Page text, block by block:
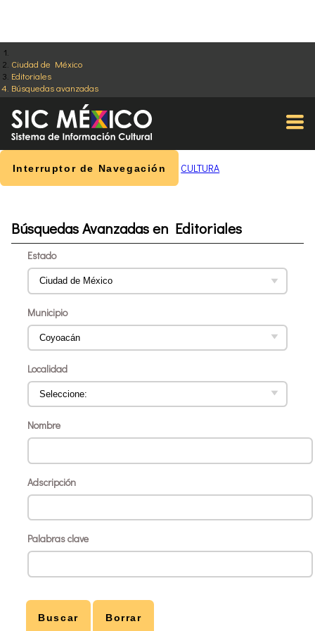
Ciudad de México
Editoriales
Búsquedas avanzadas
Interruptor de Navegación CULTURA
Búsquedas Avanzadas en Editoriales
Estado
Municipio
Localidad
Nombre
Adscripción
Palabras clave